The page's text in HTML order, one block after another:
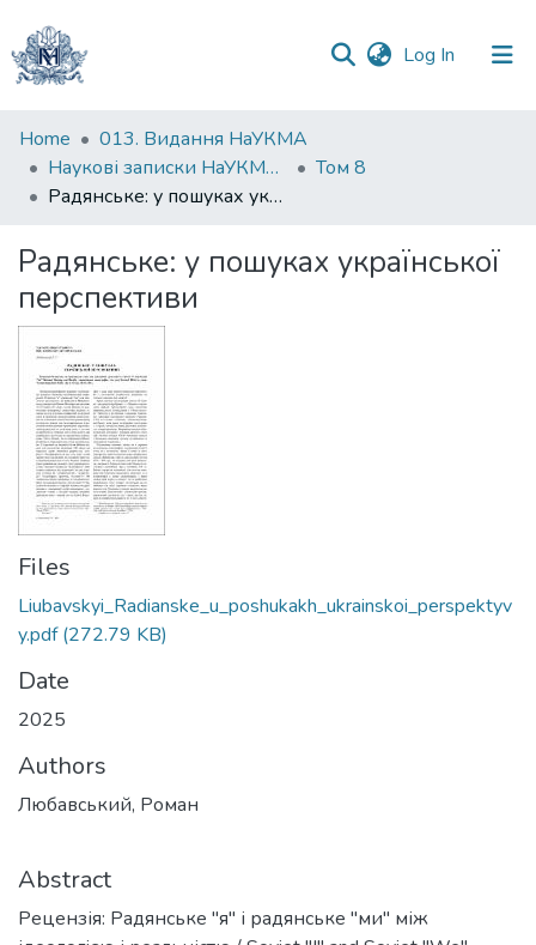
Log In (current)
Communities
&
Collections
Statistics
Home
013. Видання НаУКМА
Наукові записки НаУКМА. Історичні науки
Том 8
Радянське: у пошуках української перспективи
Радянське: у пошуках української
перспективи
Files
Liubavskyi_Radianske_u_poshukakh_ukrainskoi_perspektyv
y.pdf(272.79 KB)
Date
2025
Authors
Любавський, Роман
Abstract
Рецензія: Радянське "я" і радянське "ми" між